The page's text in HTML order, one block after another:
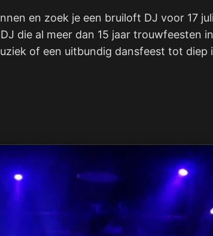
en zoek je een bruiloft DJ voor 17
die al meer dan 15 jaar trouwfeesten
of een uitbundig dansfeest tot